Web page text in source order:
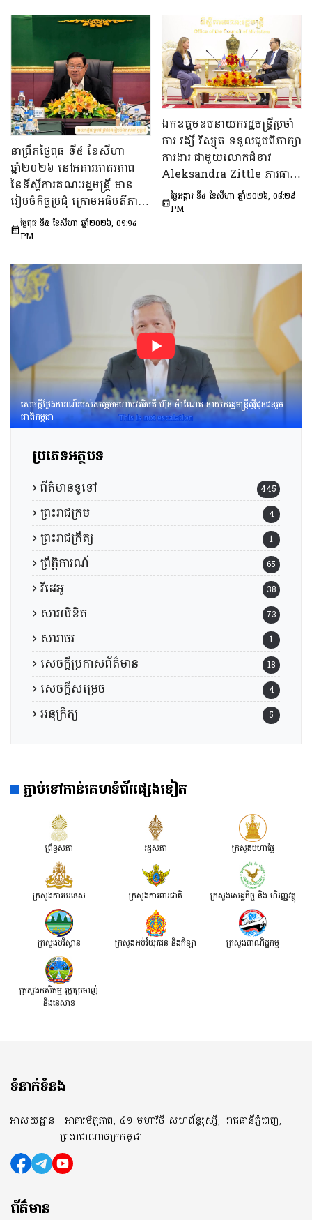
ប្រធាន និងជាប្រធាន​ក្រុម​ការងារ​
ទី៣នៃក្រុមប្រឹក្សាអ្នកច្បាប់ និង
ឯកឧត្តម ចែម ផល្លា អនុប្រធាន​
និង​ជា​ប្រធាន​ក្រុមការងារទី៣នៃ
ក្រុមប្រឹក្សាសេដ្ឋកិច្ច សង្គមកិច្ច
និង​វប្បធម៌ ដើម្បីពិនិត្យ​និង​
ពិភាក្សា​លើ «សេចក្តីព្រាង
ផែនការ​សកម្មភាពជាតិ​​ស្ដីពី​ការ
បង្ការទប់ស្កាត់​អាពាហ៍ពិពាហ៍​
នៅវ័យក្មេង​និងការ​មាន​ផ្ទៃពោះ​
នៅ​វ័យជំទង់​នៅកម្ពុជា
ឆ្នាំ២០២៦-២០៣០»។
នាព្រឹកថ្ងៃពុធ ទី៥ ខែសីហា
ឆ្នាំ២០២៦ នៅអគារភាតរភាព
នៃទីស្តីការគណៈរដ្ឋមន្រ្តី មាន
រៀបចំកិច្ចប្រជុំ ក្រោមអធិបតីភាព
ឯកឧត្តម ឆឺយ រឿន រដ្ឋលេខាធិ
ការ​ទីស្តីការគណៈរដ្ឋមន្ត្រី ដើម្បី
ព្រាង​គំរូ​របាយការណ៍​សង្ខេប​ស្ដីពី​
វឌ្ឍនភាព​និងសមិទ្ធផល​សំខាន់ៗ​
របស់​រាជរដ្ឋាភិបាល​នៃ​
ព្រះរាជាណាចក្រកម្ពុជា។
ថ្ងៃពុធ ទី៥ ខែសីហា ឆ្នាំ២០២៦, ០១:១៤
PM
ឯកឧត្តមឧបនាយករដ្ឋមន្ត្រីប្រចាំ
ការ វង្សី វិស្សុត ទទួលជួបពិភាក្សា
ការងារ ជាមួយលោកជំទាវ
Aleksandra Zittle ភារធារី
ស្តីទីនៃស្ថានទូតសហរដ្ឋអាម៉េរិក
ប្រចាំកម្ពុជា
ថ្ងៃអង្គារ ទី៤ ខែសីហា ឆ្នាំ២០២៦, ០៨:២៩
PM
សេចក្តីថ្លែងការណ៍របស់សម្តេចមហាបវរធិបតី ហ៊ុន ម៉ាណែត នាយករដ្ឋមន្រ្តីផ្ញើជូនជនរួម
ជាតិកម្ពុជា
ប្រភេទអត្ថបទ
ព័ត៌មានទូទៅ 445
ព្រះរាជក្រម 4
ព្រះរាជក្រឹត្យ 1
ព្រឹត្តិការណ៍ 65
វីដេអូ 38
សារលិខិត 73
សារាចរ 1
សេចក្តីប្រកាសព័ត៌មាន 18
សេចក្តីសម្រេច 4
អនុក្រឹត្យ 5
ភ្ជាប់ទៅកាន់គេហទំព័រផ្សេងទៀត
ព្រឹទ្ធសភា រដ្ឋសភា ក្រសួងមហាផ្ទៃ
ក្រសួងការបរទេស ក្រសួងការពារជាតិ ក្រសួង​សេដ្ឋកិច្ច និង ហិរញ្ញវត្ថុ
ក្រសួងបរិស្ថាន ក្រសួងអប់រំយុវជន និងកីឡា ក្រសួងពាណិជ្ជកម្ម
ក្រសួងកសិកម្ម រុក្ខាប្រមាញ់
និងនេសាទ
ទំនាក់ទំនង
អាសយដ្ឋាន : អាគារមិត្តភាព, ៤១ មហាវិថី សហព័ន្ធរុស្សី, រាជធានីភ្នំពេញ,
ព្រះរាជាណាចក្រកម្ពុជា
ព័ត៌មាន